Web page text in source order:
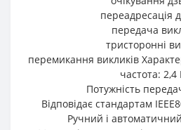
переадресація
передача
тристоронні
перемикання викликів
частота: 2,4
Потужність
Відповідає стандартам
Ручний і